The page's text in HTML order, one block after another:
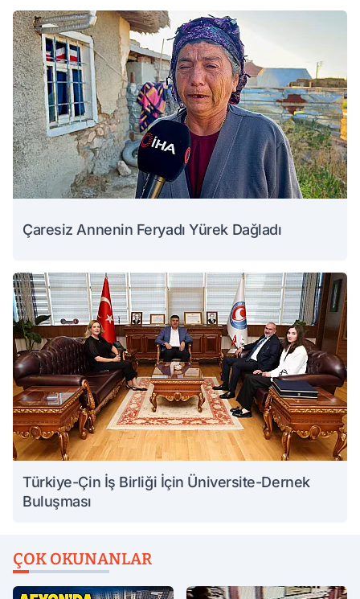
Çaresiz Annenin Feryadı Yürek Dağladı
Türkiye-Çin İş Birliği İçin Üniversite-Dernek
Buluşması
ÇOK OKUNANLAR